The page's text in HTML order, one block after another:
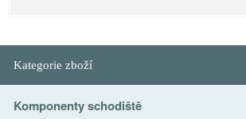
Kategorie zboží
Komponenty schodiště